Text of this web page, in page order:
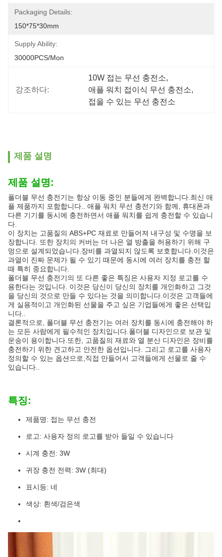
Packaging Details:
150*75*30mm
Supply Ability:
30000PCS/Mon
강조하다:
10W 접는 무선 충전소,
애플 워치 접이식 무선 충전소,
접을 수 있는 무선 충전소
제품 설명
제품 설명:
폴더블 무선 충전기는 항상 이동 중인 분들에게 완벽합니다.최신 애
플 제품까지 포함합니다.. 애플 워치 무선 충전기와 함께, 휴대폰과
다른 기기를 동시에 충전하면서 애플 워치를 쉽게 충전할 수 있습니
다.
이 장치는 고품질의 ABS+PC 재료로 만들어져 내구성 및 수명을 보
장합니다. 또한 장치의 커버는 더 나은 열 방출을 허용하기 위해 구
멍으로 설계되었습니다.장비를 과열되지 않도록 보호합니다.이것은
과열이 진짜 문제가 될 수 있기 때문에 동시에 여러 장치를 충전 할
때 특히 중요합니다.
폴더블 무선 충전기의 또 다른 좋은 특징은 사용자 지정 로고를 수
용한다는 것입니다. 이것은 당신이 당신의 장치를 개인화하고 그것
을 당신의 것으로 만들 수 있다는 것을 의미합니다.이것은 고객들에
게 실용적이고 개인화된 선물을 주고 싶은 기업들에게 좋은 선택입
니다..
결론적으로, 폴더블 무선 충전기는 여러 장치를 동시에 충전해야 하
는 모든 사람에게 필수적인 장치입니다.폴더블 디자인으로 보관 및
운송이 용이합니다.또한, 고품질의 재료와 열 분산 디자인은 장비를
충전하기 위한 견고하고 안전한 옵션입니다. 그리고 로고를 사용자
정의할 수 있는 옵션으로,직접 만들어서 고객들에게 선물로 줄 수
있습니다..
특징:
제품명: 접는 무선 충전
로고: 사용자 정의 로고를 받아 들일 수 있습니다
시계 충전: 3W
귀장 충전 전력: 3W (최대)
표시등: 네
색상: 흰색/검은색